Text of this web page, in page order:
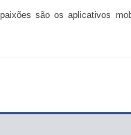
são os aplicativos